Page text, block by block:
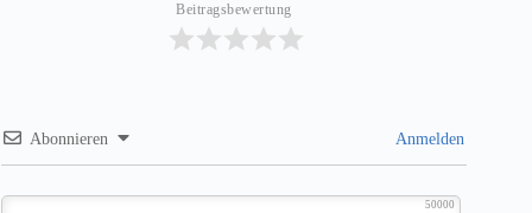
Beitragsbewertung
Abonnieren Anmelden
50000